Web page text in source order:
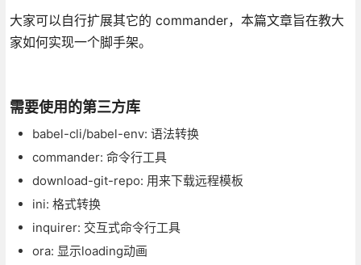
大家可以自行扩展其它的 commander，本篇文章旨在教大
家如何实现一个脚手架。
需要使用的第三方库
babel-cli/babel-env: 语法转换
commander: 命令行工具
download-git-repo: 用来下载远程模板
ini: 格式转换
inquirer: 交互式命令行工具
ora: 显示loading动画